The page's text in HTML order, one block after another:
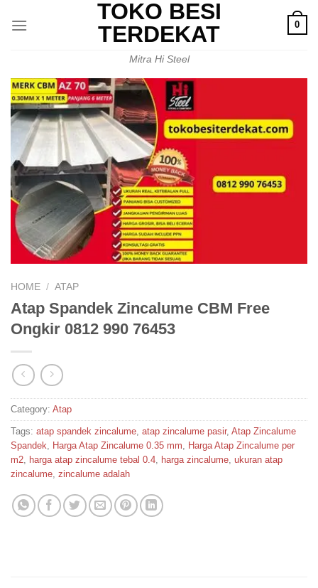
TOKO BESI
TERDEKAT
Mitra Hi Steel
0
HOME / ATAP
Atap Spandek Zincalume CBM Free
Ongkir 0812 990 76453
Category: Atap
Tags: atap spandek zincalume atap zincalume pasir, Atap Zincalume
Spandek
Harga Atap Zincalume 0.35 mm
Harga Atap Zincalume per
m2 harga atap zincalume tebal 0.4 harga zincalume ukuran atap
zincalume zincalume adalah